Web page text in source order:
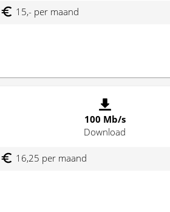
15,- per maand
100 Mb/s
Download
16,25 per maand